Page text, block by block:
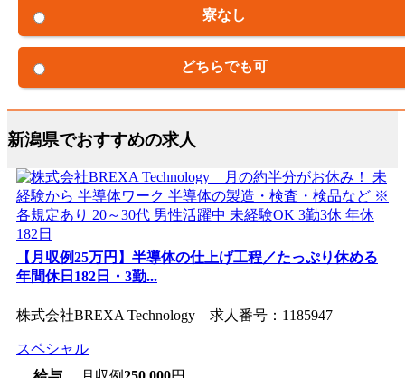
寮なし
どちらでも可
新潟県でおすすめの求人
【月収例25万円】半導体の仕上げ工程／たっぷり休める
年間休日182日・3勤...
株式会社BREXA Technology 求人番号：1185947
スペシャル